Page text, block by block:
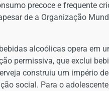
precoce e frequente
de a Organização
alcoólicas opera em
permissiva, que exclui
construiu um império
social. Para o